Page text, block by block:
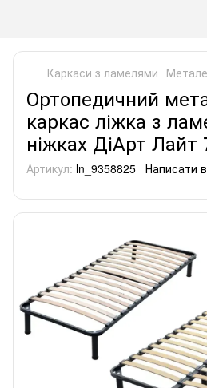
Каркаси з ламелями
Ортопедичний
каркас ліжка з
ніжках ДіАрт Лайт
Артикул: ln_9358825 Написати